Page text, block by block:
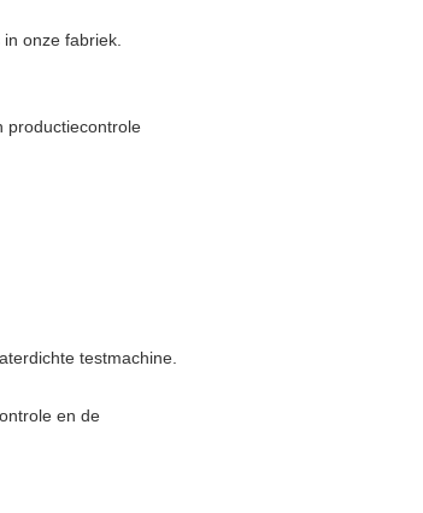
onze fabriek.
productiecontrole
testmachine.
en de